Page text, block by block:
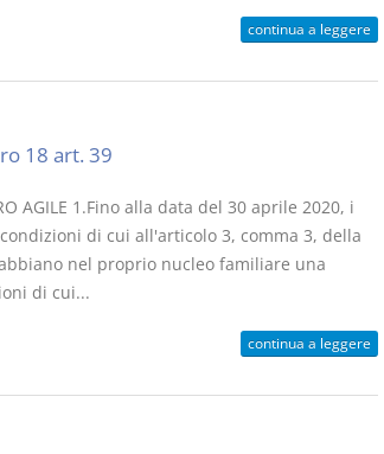
continua a leggere
18 art. 39
AGILE 1.Fino alla data del 30 aprile 2020, i
di cui all'articolo 3, comma 3, della
nel proprio nucleo familiare una
di cui...
continua a leggere